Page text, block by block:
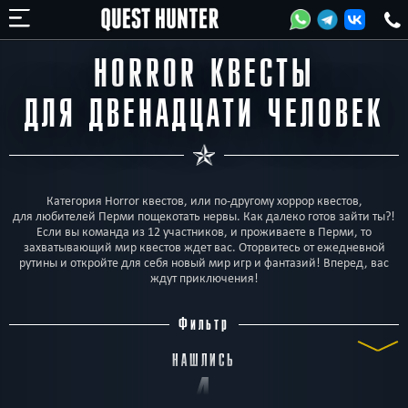
HORROR КВЕСТЫ
ДЛЯ ДВЕНАДЦАТИ ЧЕЛОВЕК
Категория Horror квестов, или по-другому хоррор квестов,
для любителей Перми пощекотать нервы. Как далеко готов зайти ты?!
Если вы команда из 12 участников, и проживаете в Перми, то
захватывающий мир квестов ждет вас. Оторвитесь от ежедневной
рутины и откройте для себя новый мир игр и фантазий! Вперед, вас
ждут приключения!
Фильтр
НАШЛИСЬ
4